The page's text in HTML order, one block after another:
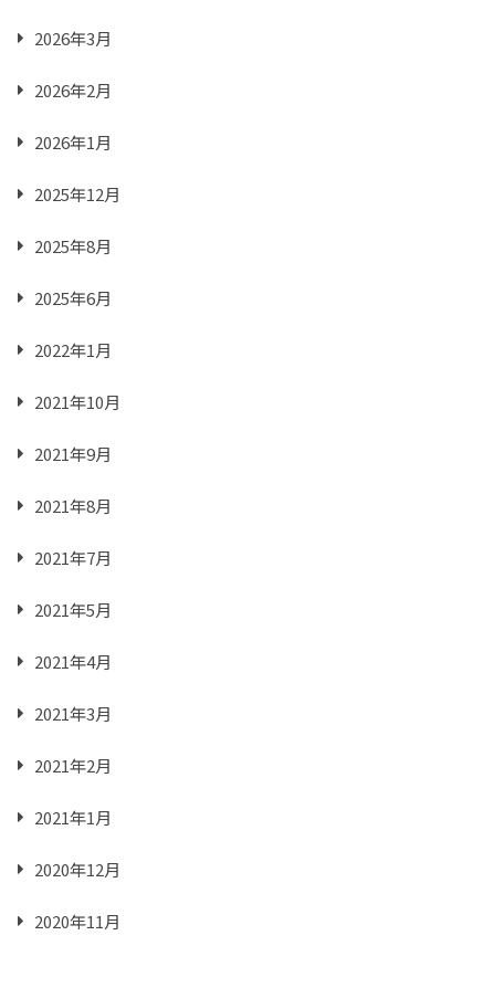
2026年3月
2026年2月
2026年1月
2025年12月
2025年8月
2025年6月
2022年1月
2021年10月
2021年9月
2021年8月
2021年7月
2021年5月
2021年4月
2021年3月
2021年2月
2021年1月
2020年12月
2020年11月